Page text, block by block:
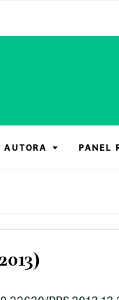
AUTORA PANEL